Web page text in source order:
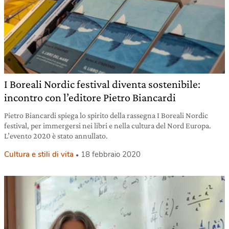
I Boreali Nordic festival diventa sostenibile:
incontro con l’editore Pietro Biancardi
Pietro Biancardi spiega lo spirito della rassegna I Boreali Nordic
festival, per immergersi nei libri e nella cultura del Nord Europa.
L’evento 2020 è stato annullato.
Cultura e stili di vita 18 febbraio 2020